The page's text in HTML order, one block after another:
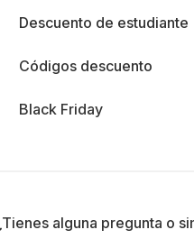
Descuento de estudiante
Códigos descuento
Black Friday
alguna pregunta o